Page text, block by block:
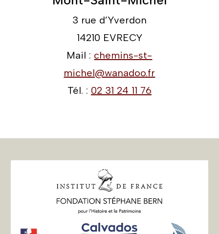
3 rue d’Yverdon
14210 EVRECY
Mail : chemins-st-
michel@wanadoo.fr
Tél. : 02 31 24 11 76